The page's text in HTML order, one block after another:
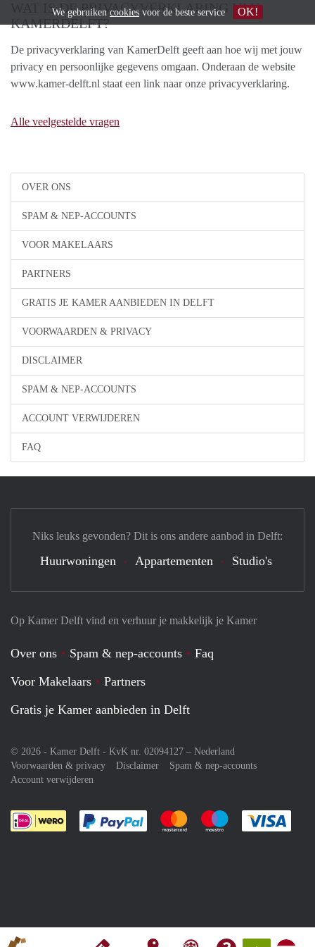
OVER ONS
SPAM & NEP-ACCOUNTS
VOOR MAKELAARS
PARTNERS
GRATIS JE KAMER AANBIEDEN IN DELFT
VOORWAARDEN & PRIVACY
DISCLAIMER
SPAM & NEP-ACCOUNTS
ACCOUNT VERWIJDEREN
FAQ
WAT IS DE PRIVACYVERKLARING VAN
KAMERDELFT?
De privacyverklaring van KamerDelft geeft aan hoe wij met jouw
privacy en persoonlijke gegevens omgaan. Onderaan de website
www.kamer-delft.nl staat een link naar onze privacyverklaring.
Alle veelgestelde vragen
Op Kamer Delft vind en verhuur je makkelijk je Kamer
Over ons Spam & nep-accounts
Faq
Voor Makelaars
Partners
Gratis je Kamer aanbieden in Delft
© 2026 - Kamer Delft - KvK nr. 02094127 – Nederland
Voorwaarden & privacy
Disclaimer
Spam & nep-accounts
Account verwijderen
Je rekent gemakkelijk af met Paypal
Je rekent gemakkelijk af met
Je rekent
Niks leuks gevonden? Dit is ons andere aanbod in Delft:
Huurwoningen Appartementen Studio's
We gebruiken cookies voor de beste service OK!